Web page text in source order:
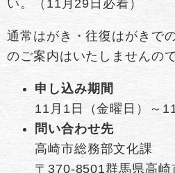
い。（11月29日必着）
通常はがき・往復はがきで
のご案内はいたしませんの
申し込み期間
11月1日（金曜日）～
問い合わせ先
高崎市総務部文化課
〒370-8501群馬県高崎